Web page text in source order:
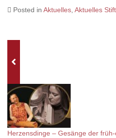
Posted in Aktuelles, Aktuelles
Herzensdinge – Gesänge der